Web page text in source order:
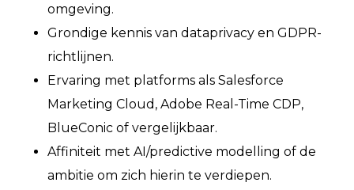
omgeving.
Grondige kennis van dataprivacy en GDPR-
richtlijnen.
Ervaring met platforms als Salesforce
Marketing Cloud, Adobe Real-Time CDP,
BlueConic of vergelijkbaar.
Affiniteit met AI/predictive modelling of de
ambitie om zich hierin te verdiepen.